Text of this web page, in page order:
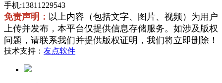
手机:13811229543
免责声明： 以上内容（包括文字、图片、视频）为用户
上传并发布，本平台仅提供信息存储服务。如涉及版权
问题，请联系我们并提供版权证明，我们将立即删除！
技术支持： 友点软件